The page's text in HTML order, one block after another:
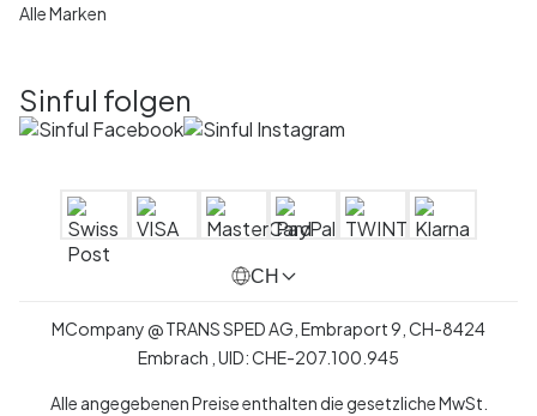
Alle Marken
Sinful folgen
CH
MCompany@TRANS SPED AG, Embraport 9 CH-8424
Embrach , UID:CHE-207.100.945
Alle angegebenen Preise enthalten die gesetzliche MwSt.